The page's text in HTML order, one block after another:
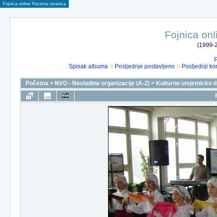
Fojnica online Pocetna stranica
Fojnica
(1999-
Spisak albuma
Posljednje postavljeno Posljednji
Početna > NVO - Nevladine organizacije (A-Z) > Kulturno umjetnicko